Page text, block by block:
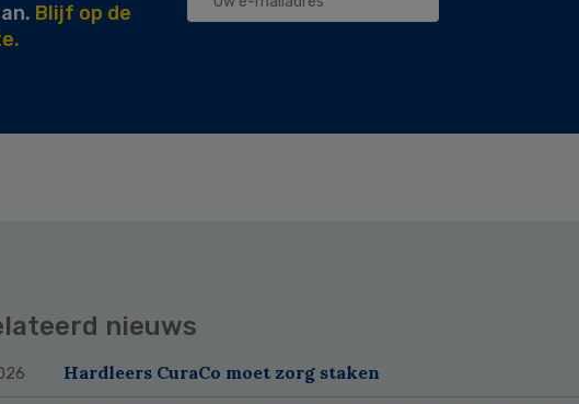
Blijf op de
nieuws
Hardleers CuraCo moet zorg staken